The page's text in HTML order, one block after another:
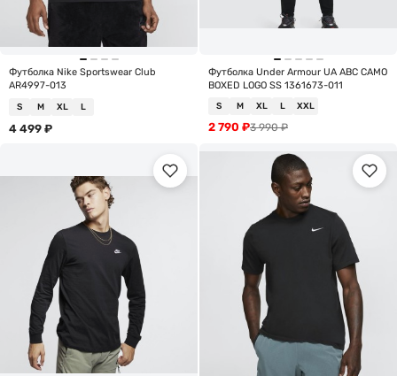
Футболка Nike Sportswear Club
AR4997-013
S M XL L
4 499 ₽
Футболка Under Armour UA ABC CAMO
BOXED LOGO SS 1361673-011
S M XL L XXL
3 990₽
2 790 ₽